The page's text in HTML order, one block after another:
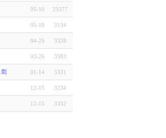
05-10 25377
05-10 3134
04-25 3328
03-26 3383
01-14 5331
12-15 3234
12-15 3332